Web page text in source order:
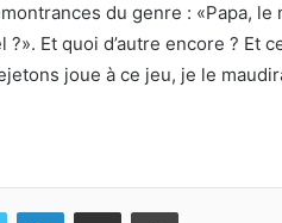
du genre : «Papa, le
?». Et quoi d’autre encore ? Et
joue à ce jeu, je le
Twitter LinkedinPartager par email Imprimer